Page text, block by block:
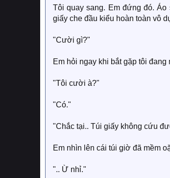
Tôi quay sang. Em đứng đó.
giấy che đầu kiểu hoàn toàn vô
"Cười gì?"
Em hỏi ngay khi bắt gặp tôi
"Tôi cười à?"
"Có."
"Chắc tại.. Túi giấy không cứu
Em nhìn lên cái túi giờ đã mềm
".. Ừ nhỉ."